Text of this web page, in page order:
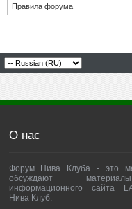
Правила форума
О нас
Форум Нива Клуба - это
обсуждают
информационного сайта
Нива Клуб.